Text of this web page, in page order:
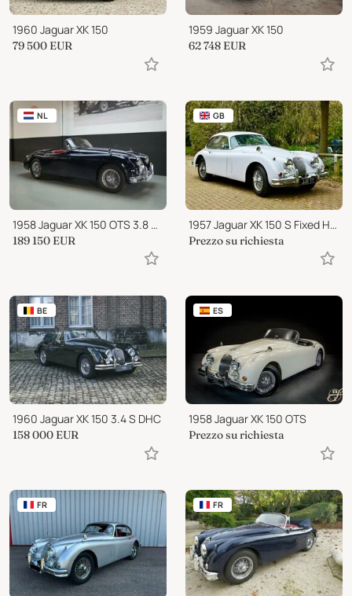
1960 Jaguar XK 150
79 500 EUR
1959 Jaguar XK 150
62 748 EUR
NL
1958 Jaguar XK 150 OTS 3.8 S Exceptional Story (1958)
189 150 EUR
GB
1957 Jaguar XK 150 S Fixed Head Coupe
Prezzo su richiesta
BE
1960 Jaguar XK 150 3.4 S DHC
158 000 EUR
ES
1958 Jaguar XK 150 OTS
Prezzo su richiesta
FR FR